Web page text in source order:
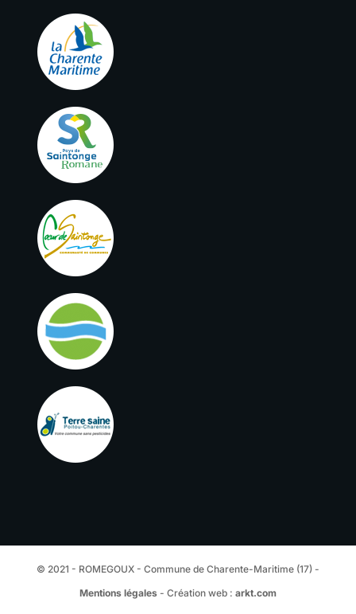
© 2021 - ROMEGOUX - Commune de Charente-Maritime (17) -
Mentions légales- Création web : arkt.com